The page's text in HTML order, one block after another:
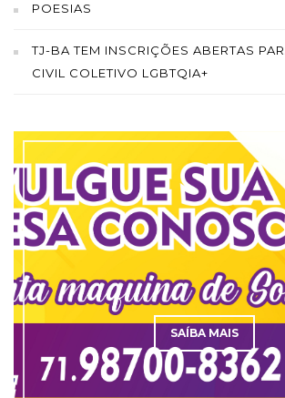
POESIAS
TJ-BA TEM INSCRIÇÕES ABERTAS
CIVIL COLETIVO LGBTQIA+
SAÍBA MAIS